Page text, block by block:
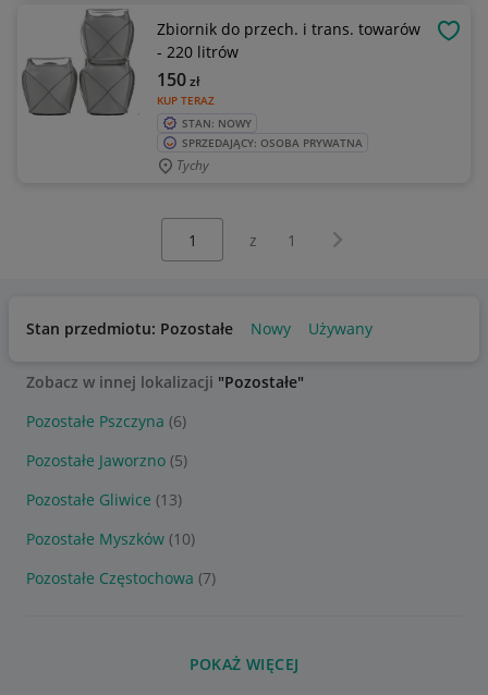
Zbiornik do przech. i trans. towarów
- 220 litrów
KUP TERAZ
150zł
STAN: NOWY
SPRZEDAJĄCY: OSOBA PRYWATNA
Tychy
z 1 Następna strona
Stan przedmiotu: Pozostałe Nowy Używany
Zobacz w innej lokalizacji "Pozostałe"
Pozostałe Pszczyna (6)
Pozostałe Jaworzno (5)
Pozostałe Gliwice (13)
Pozostałe Myszków (10)
Pozostałe Częstochowa (7)
POKAŻ WIĘCEJ